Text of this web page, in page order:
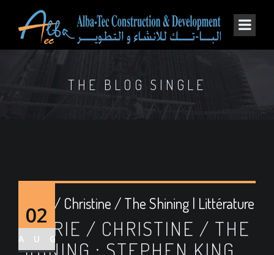
THE BLOG SINGLE
02
AUG
Carrie / Christine / The Shining | Littérature
CARRIE / CHRISTINE / THE
SHINING : STEPHEN KING